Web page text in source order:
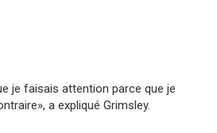
je faisais attention parce que je
a expliqué Grimsley.